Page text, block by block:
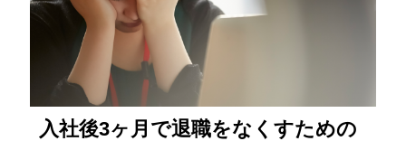
入社後3ヶ月で退職をなくすための